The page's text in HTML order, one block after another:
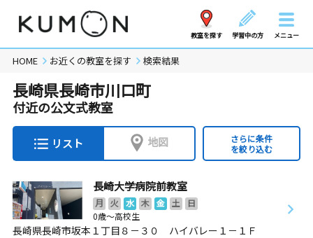
教室を探す 学習中の方 メニュー
HOME お近くの教室を探す 検索結果
長崎県長崎市川口町
付近の公文式教室
リスト 地図
さらに条件
を絞り込む
長崎大学病院前教室
月 火 水 木 金 土
日
0歳～高校生
長崎県長崎市坂本１丁目８－３０ ハイバレー１－１Ｆ